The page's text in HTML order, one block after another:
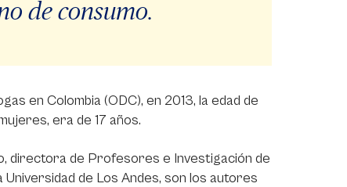
de consumo.
en Colombia (ODC), en 2013, la edad de
era de 17 años.
directora de Profesores e Investigación de
de Los Andes, son los autores